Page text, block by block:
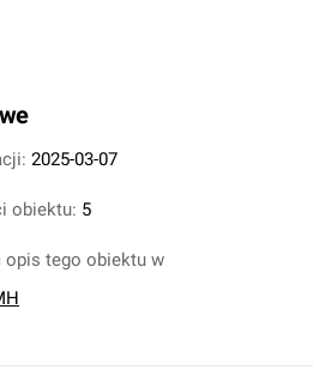
2025-03-07
obiektu: 5
opis tego obiektu w